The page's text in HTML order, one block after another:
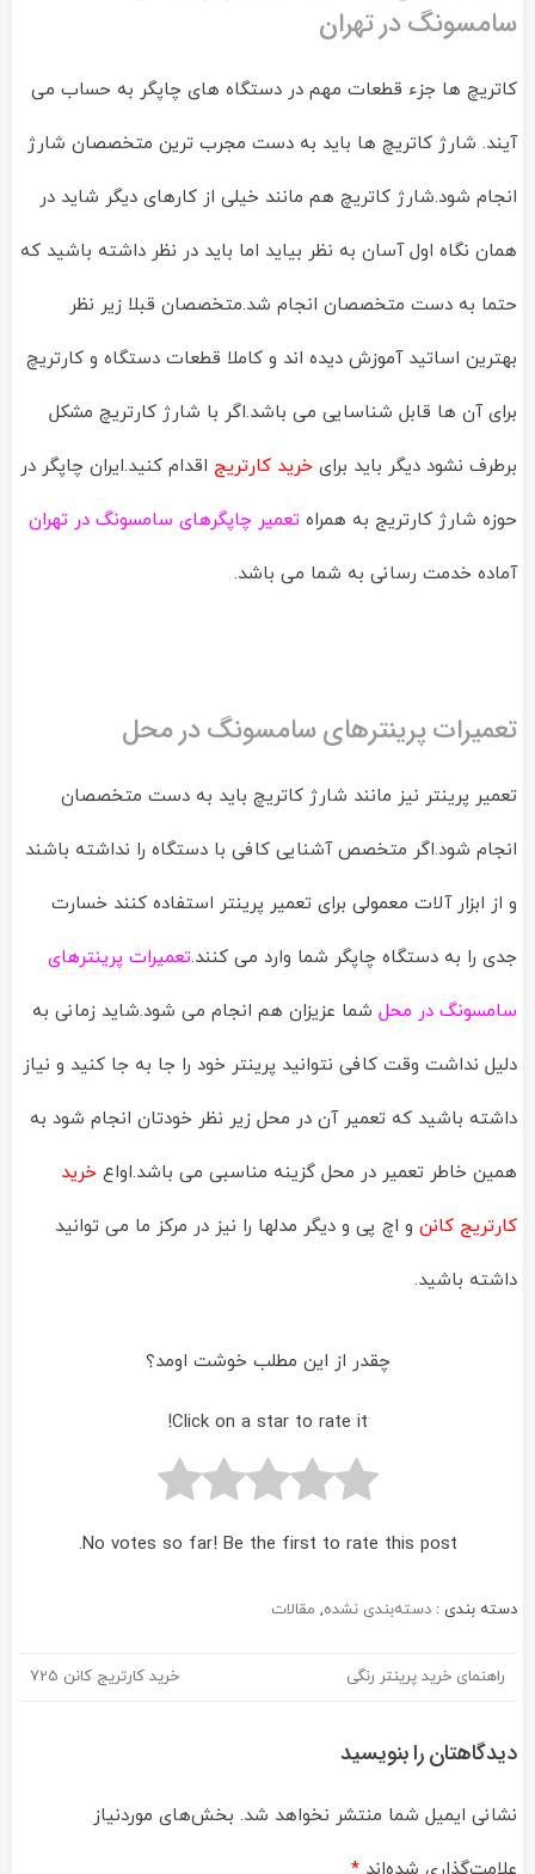
سامسونگ در تهران
کاتریچ ها جزء قطعات مهم در دستگاه های چاپگر به حساب می
آیند. شارژ کاتریچ ها باید به دست مجرب ترین متخصصان شارژ
انجام شود.شارژ کاتریچ هم مانند خیلی از کارهای دیگر شاید در
همان نگاه اول آسان به نظر بیاید اما باید در نظر داشته باشید که
حتما به دست متخصصان انجام شد.متخصصان قبلا زیر نظر
بهترین اساتید آموزش دیده اند و کاملا قطعات دستگاه و کارتریچ
برای آن ها قابل شناسایی می باشد.اگر با شارژ کارتریچ مشکل
برطرف نشود دیگر باید برای خرید کارتریج اقدام کنید.ایران چاپگر در
حوزه شارژ کارتریج به همراه تعمیر چاپگرهای سامسونگ در تهران
آماده خدمت رسانی به شما می باشد.
تعمیرات پرینترهای سامسونگ در محل
تعمیر پرینتر نیز مانند شارژ کاتریچ باید به دست متخصصان
انجام شود.اگر متخصص آشنایی کافی با دستگاه را نداشته باشند
و از ابزار آلات معمولی برای تعمیر پرینتر استفاده کنند خسارت
جدی را به دستگاه چاپگر شما وارد می کنند.تعمیرات پرینترهای
سامسونگ در محل شما عزیزان هم انجام می شود.شاید زمانی به
دلیل نداشت وقت کافی نتوانید پرینتر خود را جا به جا کنید و نیاز
داشته باشید که تعمیر آن در محل زیر نظر خودتان انجام شود به
همین خاطر تعمیر در محل گزینه مناسبی می باشد.اواع خرید
کارتریج کانن و اچ پی و دیگر مدلها را نیز در مرکز ما می توانید
داشته باشید.
چقدر از این مطلب خوشت اومد؟
Click on a star to rate it!
No votes so far! Be the first to rate this post.
دسته بندی : دسته‌بندی نشده, مقالات
راهبری
راهنمای خرید پرینتر رنگی خرید کارتریج کانن 725
دیدگاهتان را بنویسید
نشانی ایمیل شما منتشر نخواهد شد. بخش‌های موردنیاز